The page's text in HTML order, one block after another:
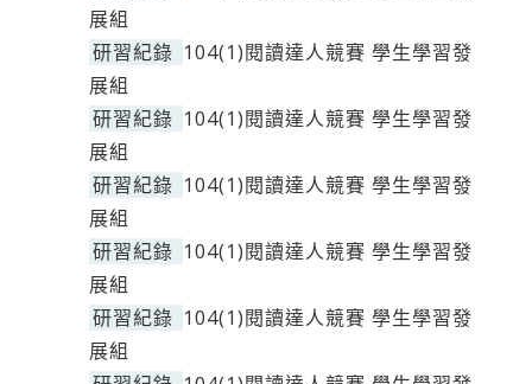
展組
研習紀錄 104(1)閱讀達人競賽 學生學習發
展組
研習紀錄 104(1)閱讀達人競賽 學生學習發
展組
研習紀錄 104(1)閱讀達人競賽 學生學習發
展組
研習紀錄 104(1)閱讀達人競賽 學生學習發
展組
研習紀錄 104(1)閱讀達人競賽 學生學習發
展組